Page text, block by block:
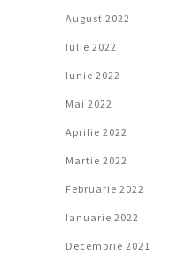
August 2022
Iulie 2022
Iunie 2022
Mai 2022
Aprilie 2022
Martie 2022
Februarie 2022
Ianuarie 2022
Decembrie 2021